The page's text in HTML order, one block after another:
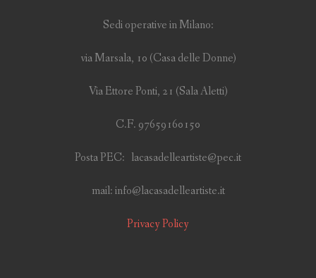
Sedi operative in Milano:
via Marsala, 10 (Casa delle Donne)
Via Ettore Ponti, 21 (Sala Aletti)
C.F. 97659160150
Posta PEC: lacasadelleartiste@pec.it
mail: info@lacasadelleartiste.it
Privacy Policy